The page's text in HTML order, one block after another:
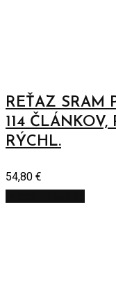
REŤAZ SRAM
114 ČLÁNKOV,
RÝCHL.
54,80 €